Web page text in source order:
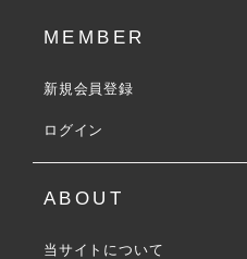
MEMBER
新規会員登録
ログイン
ABOUT
当サイトについて